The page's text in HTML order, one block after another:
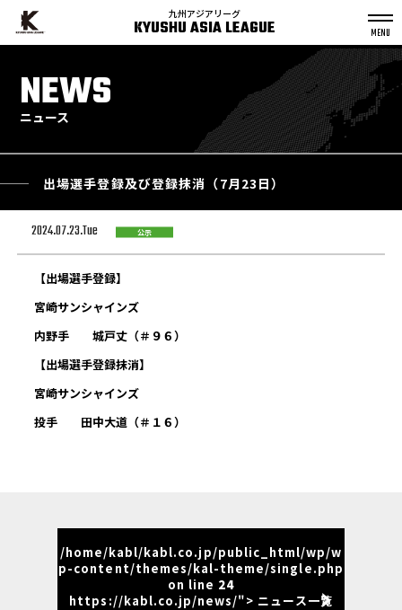
九州アジアリーグ
KYUSHU ASIA LEAGUE
NEWS
ニュース
出場選手登録及び登録抹消（7月23日）
2024.07.23.Tue 公示
【出場選手登録】
宮崎サンシャインズ
内野手 城戸丈（＃９６）
【出場選手登録抹消】
宮崎サンシャインズ
投手 田中大道（＃１６）
/home/kabl/kabl.co.jp/public_html/wp/w
p-content/themes/kal-theme/single.php
on line 24
https://kabl.co.jp/news/"> ニュース一覧